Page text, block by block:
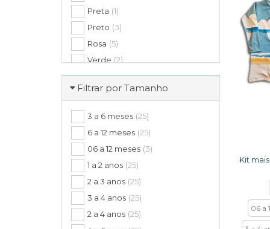
Preta (1)
Preto (3)
Rosa (5)
Verde (2)
amarelo safari(1)
Filtrar por Tamanho
3 a 6 meses (25)
6 a 12 meses (25)
06 a 12 meses (3)
1 a 2 anos (25)
2 a 3 anos (25)
3 a 4 anos (25)
2 a 4 anos (25)
06 a